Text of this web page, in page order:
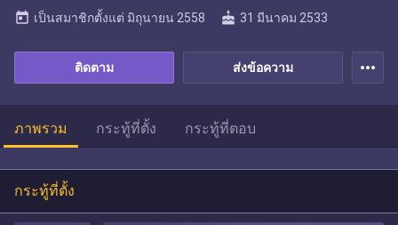
ส่งข้อความ
ติดตาม
today เป็นสมาชิกตั้งแต่ มิถุนายน 2558 cake 31 มีนาคม 2533
more_horiz
ภาพรวม กระทู้ที่ตั้ง กระทู้ที่ตอบ
กระทู้ที่ตั้ง